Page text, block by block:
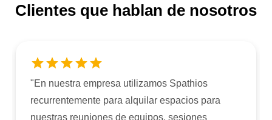
Clientes que hablan de nosotros
nuestra empresa utilizamos Spathios
para alquilar espacios para
reuniones de equipos, sesiones